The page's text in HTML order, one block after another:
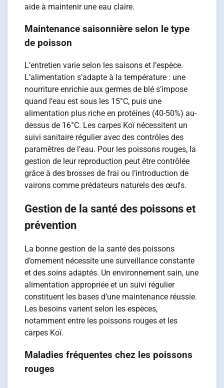
aide à maintenir une eau claire.
Maintenance saisonnière selon le type
de poisson
L’entretien varie selon les saisons et l’espèce.
L’alimentation s’adapte à la température : une
nourriture enrichie aux germes de blé s’impose
quand l’eau est sous les 15°C, puis une
alimentation plus riche en protéines (40-50%) au-
dessus de 16°C. Les carpes Koï nécessitent un
suivi sanitaire régulier avec des contrôles des
paramètres de l’eau. Pour les poissons rouges, la
gestion de leur reproduction peut être contrôlée
grâce à des brosses de frai ou l’introduction de
vairons comme prédateurs naturels des œufs.
Gestion de la santé des poissons et
prévention
La bonne gestion de la santé des poissons
d’ornement nécessite une surveillance constante
et des soins adaptés. Un environnement sain, une
alimentation appropriée et un suivi régulier
constituent les bases d’une maintenance réussie.
Les besoins varient selon les espèces,
notamment entre les poissons rouges et les
carpes Koï.
Maladies fréquentes chez les poissons
rouges